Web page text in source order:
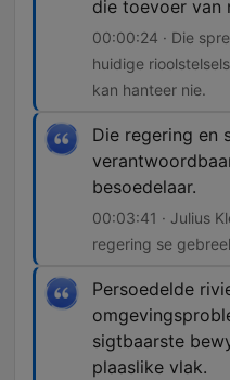
die toevoer van
00:00:24 · Die
huidige
kan hanteer nie.
Die regering en
besoedelaar.
00:03:41 · Julius
regering se
Persoedelde
sigtbaarste
plaaslike vlak.